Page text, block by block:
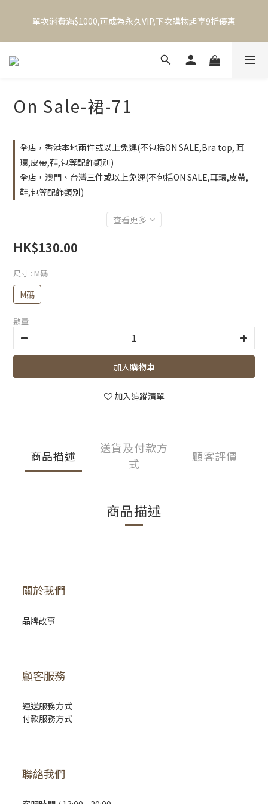
BraTop,飾物,鞋,袋等配飾類別)
單次消費滿$1000,可成為永久VIP,下次購物起享9折優惠
本港滿兩件順豐免運｜澳門、台灣滿三件順豐免運        (不包括
On Sale-裙-71
全店，香港本地兩件或以上免運(不包括ON SALE,Bra top, 耳
環,皮帶,鞋,包等配飾類別)
全店，澳門、台灣三件或以上免運(不包括ON SALE,耳環,皮帶,
鞋,包等配飾類別)
查看更多
HK$130.00
尺寸 : M碼
M碼
數量
加入購物車
加入追蹤清單
商品描述
送貨及付款方
式
顧客評價
商品描述
關於我們
品牌故事
顧客服務
運送服務方式
付款服務方式
聯絡我們